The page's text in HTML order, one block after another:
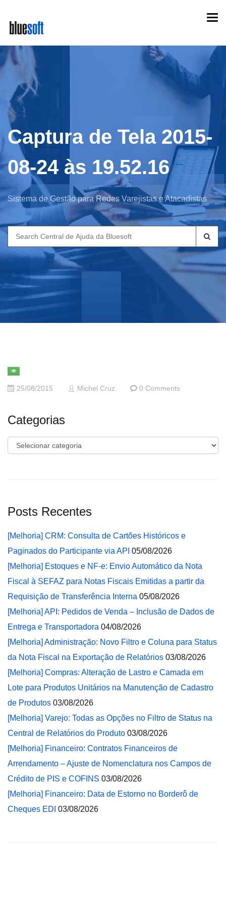
main
content
Captura de Tela 2015-
08-24 às 19.52.16
Sistema de Gestão para Redes Varejistas e Atacadistas
Search
for:
25/08/2015 Michel Cruz 0 Comments
Categorias
Categorias
Posts Recentes
[Melhoria] CRM: Consulta de Cartões Históricos e
Paginados do Participante via API 05/08/2026
[Melhoria] Estoques e NF-e: Envio Automático da Nota
Fiscal à SEFAZ para Notas Fiscais Emitidas a partir da
Requisição de Transferência Interna 05/08/2026
[Melhoria] API: Pedidos de Venda – Inclusão de Dados de
Entrega e Transportadora 04/08/2026
[Melhoria] Administração: Novo Filtro e Coluna para Status
da Nota Fiscal na Exportação de Relatórios 03/08/2026
[Melhoria] Compras: Alteração de Lastro e Camada em
Lote para Produtos Unitários na Manutenção de Cadastro
de Produtos 03/08/2026
[Melhoria] Varejo: Todas as Opções no Filtro de Status na
Central de Relatórios do Produto 03/08/2026
[Melhoria] Financeiro: Contratos Financeiros de
Arrendamento – Ajuste de Nomenclatura nos Campos de
Crédito de PIS e COFINS 03/08/2026
[Melhoria] Financeiro: Data de Estorno no Borderô de
Cheques EDI 03/08/2026